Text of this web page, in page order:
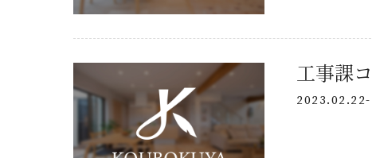
2023.02.22-